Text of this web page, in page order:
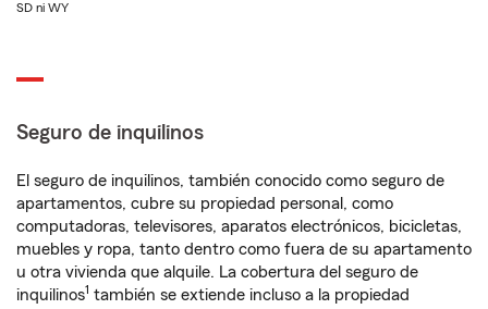
SD ni WY
Seguro de inquilinos
El seguro de inquilinos, también conocido como seguro de
apartamentos, cubre su propiedad personal, como
computadoras, televisores, aparatos electrónicos, bicicletas,
muebles y ropa, tanto dentro como fuera de su apartamento
u otra vivienda que alquile. La cobertura del seguro de
inquilinos1 también se extiende incluso a la propiedad